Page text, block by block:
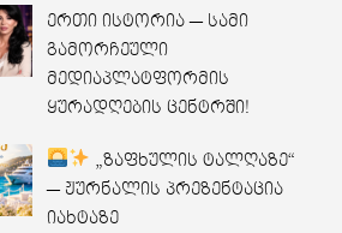
ერთი ისტორია — სამი
გამორჩეული
მედიაპლატფორმის
ყურადღების ცენტრში!
„ზაფხულის ტალღაზე“
— ჟურნალის პრეზენტაცია
იახტაზე